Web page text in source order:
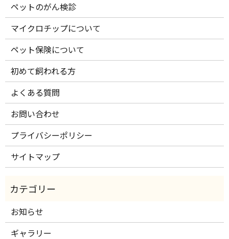
ペットのがん検診
マイクロチップについて
ペット保険について
初めて飼われる方
よくある質問
お問い合わせ
プライバシーポリシー
サイトマップ
お知らせ
ギャラリー